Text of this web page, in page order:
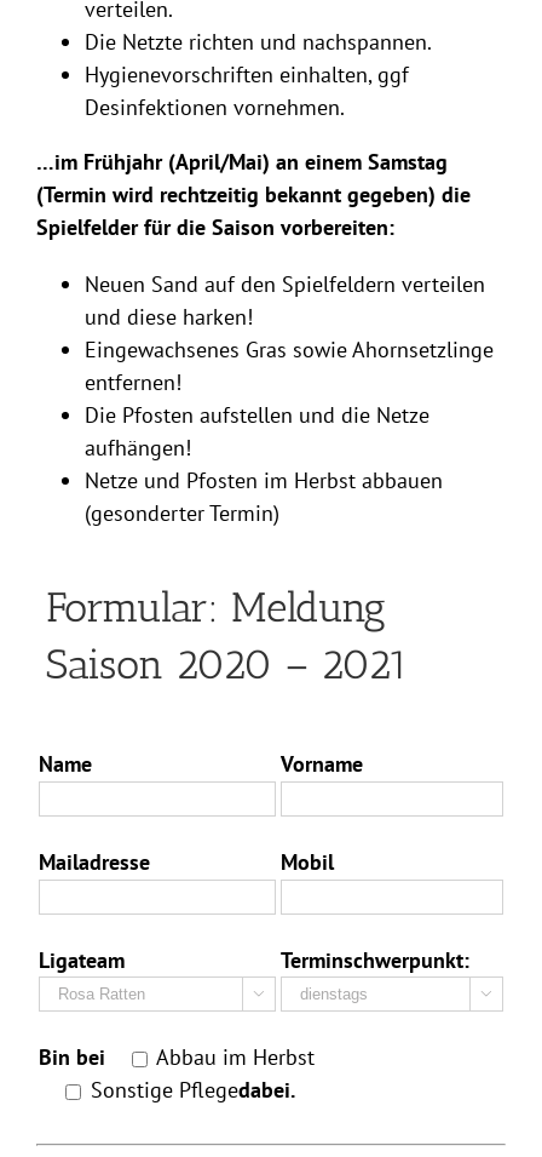
verteilen.
Die Netzte richten und nachspannen.
Hygienevorschriften einhalten, ggf
Desinfektionen vornehmen.
…im Frühjahr (April/Mai) an einem Samstag
(Termin wird rechtzeitig bekannt gegeben) die
Spielfelder für die Saison vorbereiten:
Neuen Sand auf den Spielfeldern verteilen
und diese harken!
Eingewachsenes Gras sowie Ahornsetzlinge
entfernen!
Die Pfosten aufstellen und die Netze
aufhängen!
Netze und Pfosten im Herbst abbauen
(gesonderter Termin)
Formular: Meldung
Saison 2020 – 2021
Name Vorname
Mailadresse Mobil
Ligateam

Terminschwerpunkt:

Bin bei
Abbau im Herbst
Sonstige Pflegedabei.